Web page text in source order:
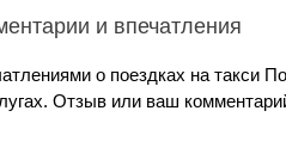
и впечатления
о поездках на
Отзыв или ваш